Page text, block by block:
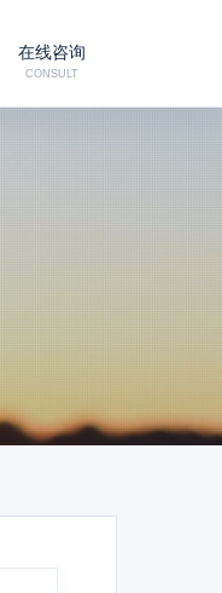
在线咨询
CONSULT